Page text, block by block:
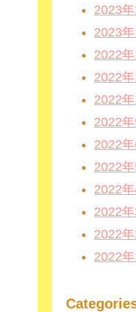
2023年
2023年
2022年
2022年
2022年
2022年
2022年
2022年
2022年
2022年
2022年
2022年